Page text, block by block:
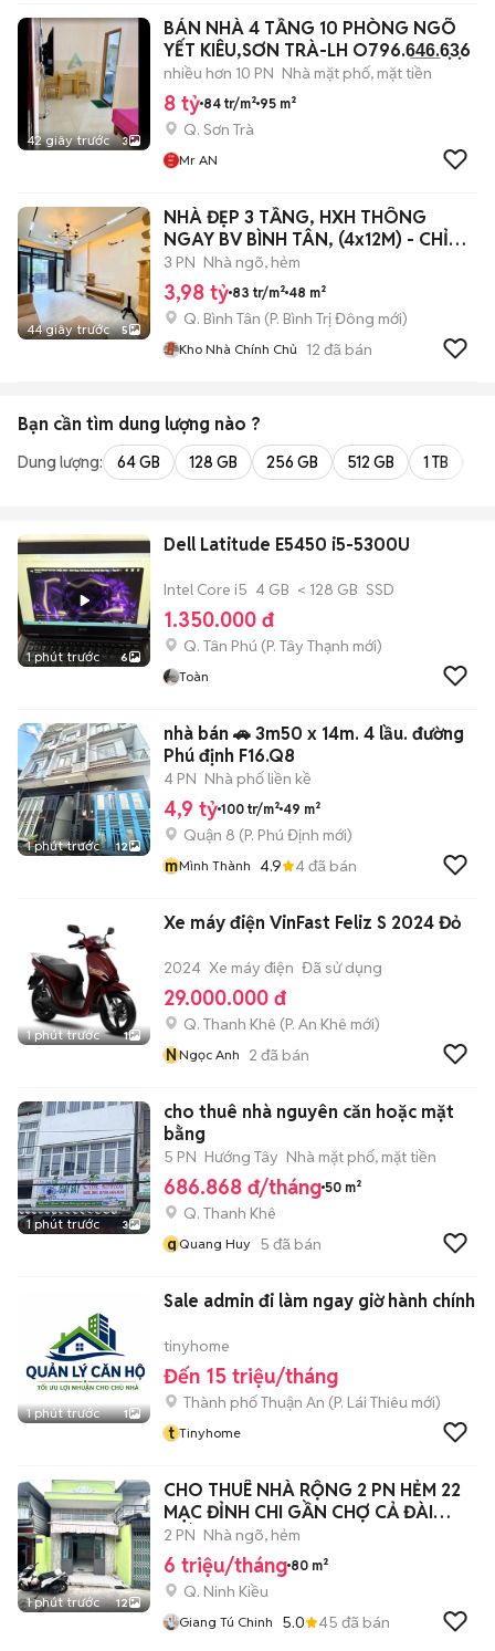
42 giây trước 3
BÁN NHÀ 4 TẦNG 10 PHÒNG NGÕ
YẾT KIÊU,SƠN TRÀ-LH O796.6̲4̲6̲.6͙3͙6
nhiều hơn 10 PN Nhà mặt phố, mặt tiền
8 tỷ 84 tr/m² 95 m²
Q. Sơn Trà
Mr AN
44 giây trước 5
NHÀ ĐẸP 3 TẦNG, HXH THÔNG
NGAY BV BÌNH TÂN, (4x12M) - CHỈ
3tỷ98
3 PN Nhà ngõ, hẻm
3,98 tỷ 83 tr/m² 48 m²
Q. Bình Tân (P. Bình Trị Đông mới)
Kho Nhà Chính Chủ 12 đã bán
Bạn cần tìm dung lượng nào ?
Dung lượng: 64 GB 128 GB 256 GB 512 GB 1 TB
1 phút trước 6
Dell Latitude E5450 i5-5300U
Intel Core i5 4 GB < 128 GB SSD
1.350.000 đ
Q. Tân Phú (P. Tây Thạnh mới)
Toàn
1 phút trước 12
nhà bán 🚗 3m50 x 14m. 4 lầu. đường
Phú định F16.Q8
4 PN Nhà phố liền kề
4,9 tỷ 100 tr/m² 49 m²
Quận 8 (P. Phú Định mới)
mMình Thành 4.9 4đã bán
1 phút trước 1
Xe máy điện VinFast Feliz S 2024 Đỏ
2024 Xe máy điện Đã sử dụng
29.000.000 đ
Q. Thanh Khê (P. An Khê mới)
NNgọc Anh 2 đã bán
1 phút trước 3
cho thuê nhà nguyên căn hoặc mặt
bằng
5 PN Hướng Tây Nhà mặt phố, mặt tiền
686.868 đ/tháng 50 m²
Q. Thanh Khê
qQuang Huy 5 đã bán
1 phút trước 1
Sale admin đi làm ngay giờ hành chính
tinyhome
Đến 15 triệu/tháng
Thành phố Thuận An (P. Lái Thiêu mới)
t Tinyhome
1 phút trước 12
CHO THUÊ NHÀ RỘNG 2 PN HẺM 22
MẠC ĐỈNH CHI GẦN CHỢ CẢ ĐÀI
THÍCH HỢP KD
2 PN Nhà ngõ, hẻm
6 triệu/tháng 80 m²
Q. Ninh Kiều
Giang Tú Chinh 5.0 45 đã bán